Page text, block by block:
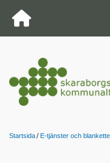
Startsida E-tjänster och